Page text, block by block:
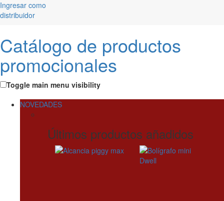
Ingresar como
distribuidor
Catálogo de productos
promocionales
Toggle main menu visibility
NOVEDADES
Últimos productos añadidos